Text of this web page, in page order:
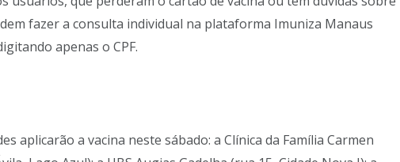
fazer a consulta individual na plataforma Imuniza Manaus
apenas o CPF.
aplicarão a vacina neste sábado: a Clínica da Família Carmen